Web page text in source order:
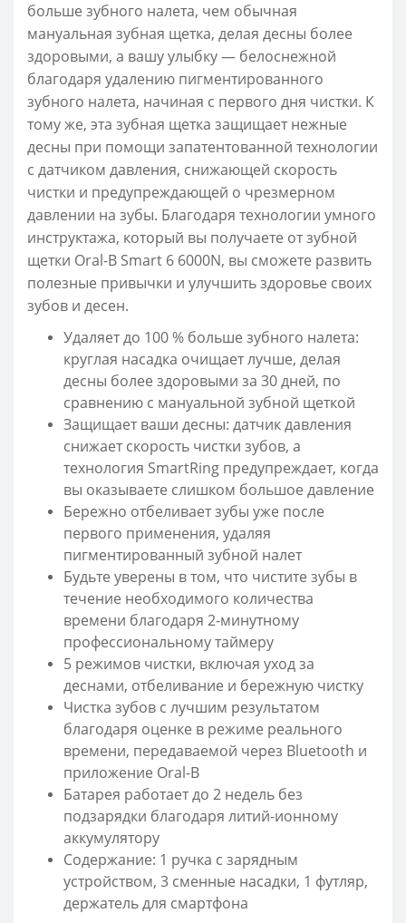
больше зубного налета, чем обычная
мануальная зубная щетка, делая десны более
здоровыми, а вашу улыбку — белоснежной
благодаря удалению пигментированного
зубного налета, начиная с первого дня чистки. К
тому же, эта зубная щетка защищает нежные
десны при помощи запатентованной технологии
с датчиком давления, снижающей скорость
чистки и предупреждающей о чрезмерном
давлении на зубы. Благодаря технологии умного
инструктажа, который вы получаете от зубной
щетки Oral-B Smart 6 6000N, вы сможете развить
полезные привычки и улучшить здоровье своих
зубов и десен.
Удаляет до 100 % больше зубного налета:
круглая насадка очищает лучше, делая
десны более здоровыми за 30 дней, по
сравнению с мануальной зубной щеткой
Защищает ваши десны: датчик давления
снижает скорость чистки зубов, а
технология SmartRing предупреждает, когда
вы оказываете слишком большое давление
Бережно отбеливает зубы уже после
первого применения, удаляя
пигментированный зубной налет
Будьте уверены в том, что чистите зубы в
течение необходимого количества
времени благодаря 2-минутному
профессиональному таймеру
5 режимов чистки, включая уход за
деснами, отбеливание и бережную чистку
Чистка зубов с лучшим результатом
благодаря оценке в режиме реального
времени, передаваемой через Bluetooth и
приложение Oral-B
Батарея работает до 2 недель без
подзарядки благодаря литий-ионному
аккумулятору
Содержание: 1 ручка с зарядным
устройством, 3 сменные насадки, 1 футляр,
держатель для смартфона